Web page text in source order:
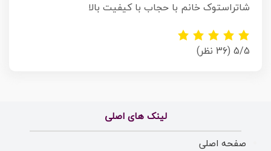
شاتراستوک خانم با حجاب با کیفیت بالا
5/5 (36 نظر)
لینک های اصلی
صفحه اصلی